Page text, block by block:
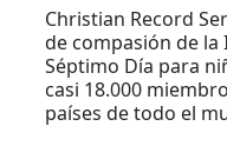
Christian Record
de compasión de la
Séptimo Día para
casi 18.000
países de todo el